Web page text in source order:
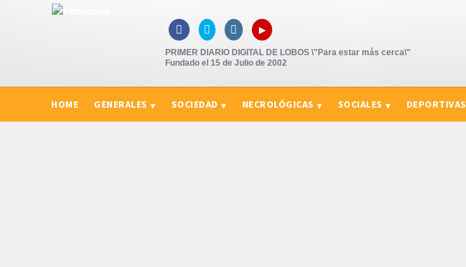
   ▸
PRIMER DIARIO DIGITAL DE LOBOS \"Para estar más cerca\"
Fundado el 15 de Julio de 2002
HOME GENERALES SOCIEDAD NECROLÓGICAS SOCIALES DEPORTIVAS